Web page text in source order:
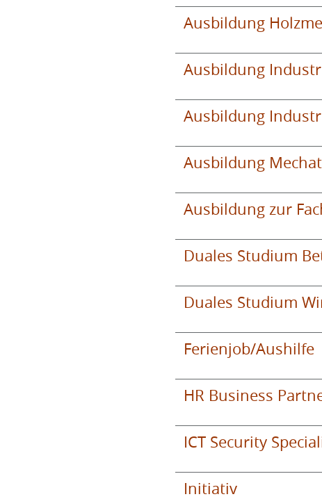
Ausbildung
Ausbildung
Ausbildung
Ausbildung
Ausbildung zur
Duales Studium
Duales Studium
Ferienjob/Aushilfe
HR Business
ICT Security
Initiativ